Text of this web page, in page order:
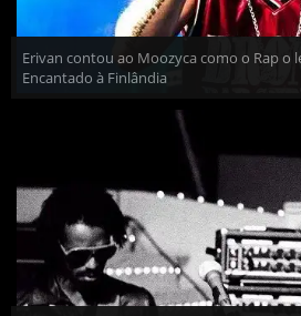
Erivan contou ao Moozyca como o Rap o
Encantado à Finlândia